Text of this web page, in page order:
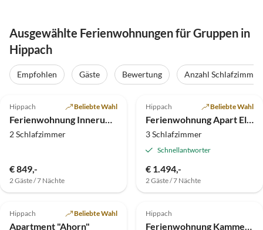
Ausgewählte Ferienwohnungen für Gruppen in
Hippach
Empfohlen Gäste Bewertung
Anzahl Schlafzimmer
Hippach Beliebte Wahl
Ferienwohnung Innerummerland
2 Schlafzimmer
€ 849,-
2 Gäste / 7 Nächte
Hippach Beliebte Wahl
Ferienwohnung Apart Elfriede
3 Schlafzimmer
Schnellantworter
€ 1.494,-
2 Gäste / 7 Nächte
5.0 (1)
Hippach Beliebte Wahl
Apartment "Ahorn"
Top-Inserat
Hippach
Ferienwohnung Kammerlandhof